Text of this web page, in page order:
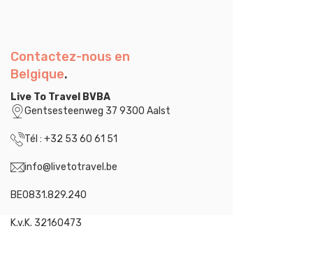
Contactez-nous en
Belgique.
Live To Travel BVBA
Gentsesteenweg 37 9300 Aalst
Tél : +32 53 60 61 51
info@livetotravel.be
BE0831.829.240
K.v.K. 32160473